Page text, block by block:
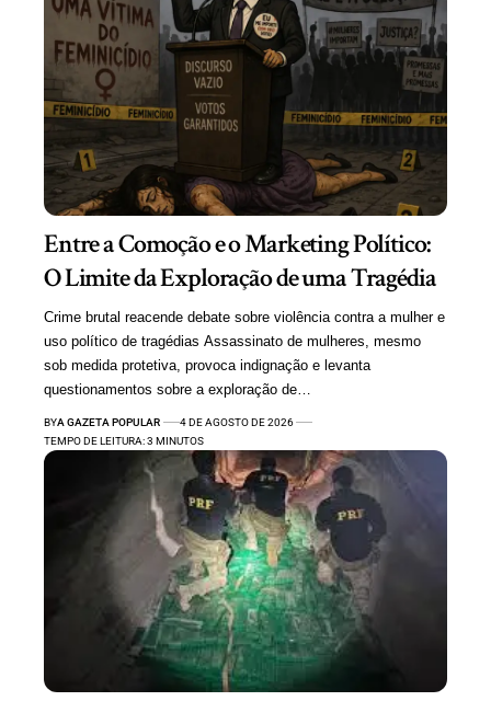
Entre a Comoção e o Marketing Político:
O Limite da Exploração de uma Tragédia
Crime brutal reacende debate sobre violência contra a mulher e
uso político de tragédias Assassinato de mulheres, mesmo
sob medida protetiva, provoca indignação e levanta
questionamentos sobre a exploração de…
BYA GAZETA POPULAR
4 DE AGOSTO DE 2026
TEMPO DE LEITURA: 3 MINUTOS